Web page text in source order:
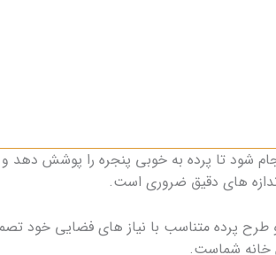
شود تا پرده به‌ خوبی پنجره را پوشش دهد
های دقیق ضروری است.
پرده متناسب با نیاز های فضایی خود
خانه شماست.